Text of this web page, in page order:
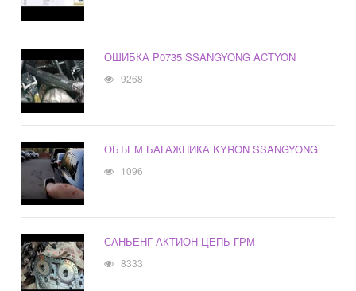
ОШИБКА P0735 SSANGYONG ACTYON
9268
ОБЪЕМ БАГАЖНИКА KYRON SSANGYONG
1096
САНЬЕНГ АКТИОН ЦЕПЬ ГРМ
8333